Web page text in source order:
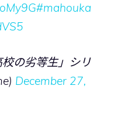
#mahouka
の劣等生」シリ
December 27,